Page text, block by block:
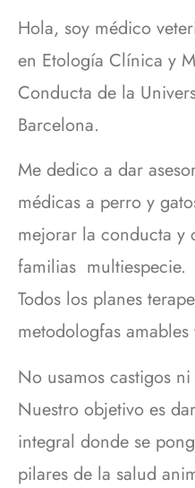
Hola, soy médico
en Etología Clínica y
Conducta de la
Barcelona.
Me dedico a dar
médicas a perro y
mejorar la conducta y
familias multiespecie.
Todos los planes
metodologfas
No usamos castigos
Nuestro objetivo es
integral donde se
pilares de la salud